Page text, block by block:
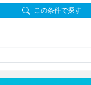
この条件で探す